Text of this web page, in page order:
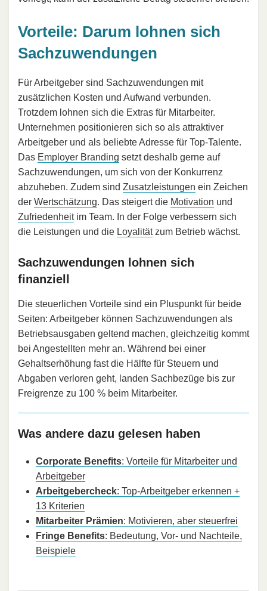
Vorteile: Darum lohnen sich
Sachzuwendungen
Für Arbeitgeber sind Sachzuwendungen mit
zusätzlichen Kosten und Aufwand verbunden.
Trotzdem lohnen sich die Extras für Mitarbeiter.
Unternehmen positionieren sich so als attraktiver
Arbeitgeber und als beliebte Adresse für Top-Talente.
Das Employer Branding setzt deshalb gerne auf
Sachzuwendungen, um sich von der Konkurrenz
abzuheben. Zudem sind Zusatzleistungen ein Zeichen
der Wertschätzung. Das steigert die Motivation und
Zufriedenheitim Team. In der Folge verbessern sich
die Leistungen und die Loyalitätzum Betrieb wächst.
Sachzuwendungen lohnen sich
finanziell
Die steuerlichen Vorteile sind ein Pluspunkt für beide
Seiten: Arbeitgeber können Sachzuwendungen als
Betriebsausgaben geltend machen, gleichzeitig kommt
bei Angestellten mehr an. Während bei einer
Gehaltserhöhung fast die Hälfte für Steuern und
Abgaben verloren geht, landen Sachbezüge bis zur
Freigrenze zu 100 % beim Mitarbeiter.
Was andere dazu gelesen haben
Corporate Benefits: Vorteile für Mitarbeiter und
Arbeitgeber
Arbeitgebercheck: Top-Arbeitgeber erkennen +
13 Kriterien
Mitarbeiter Prämien: Motivieren, aber steuerfrei
Fringe Benefits: Bedeutung, Vor- und Nachteile,
Beispiele